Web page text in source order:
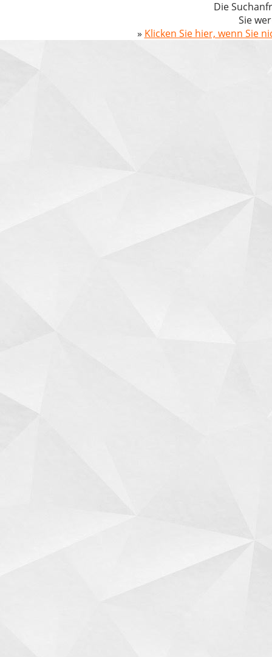
Die
Sie
» Klicken Sie hier, wenn Sie